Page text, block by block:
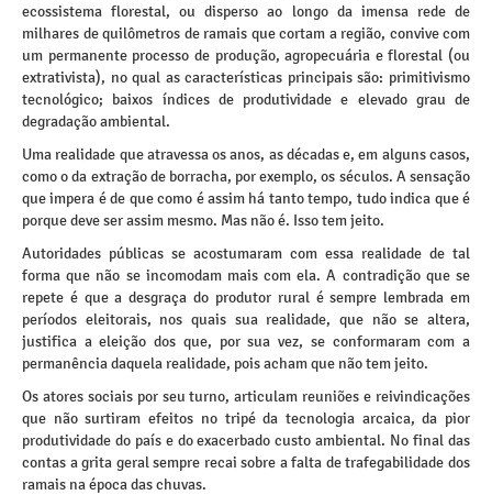
ecossistema florestal, ou disperso ao longo da imensa rede de
milhares de quilômetros de ramais que cortam a região, convive com
um permanente processo de produção, agropecuária e florestal (ou
extrativista), no qual as características principais são: primitivismo
tecnológico; baixos índices de produtividade e elevado grau de
degradação ambiental.
Uma realidade que atravessa os anos, as décadas e, em alguns casos,
como o da extração de borracha, por exemplo, os séculos. A sensação
que impera é de que como é assim há tanto tempo, tudo indica que é
porque deve ser assim mesmo. Mas não é. Isso tem jeito.
Autoridades públicas se acostumaram com essa realidade de tal
forma que não se incomodam mais com ela. A contradição que se
repete é que a desgraça do produtor rural é sempre lembrada em
períodos eleitorais, nos quais sua realidade, que não se altera,
justifica a eleição dos que, por sua vez, se conformaram com a
permanência daquela realidade, pois acham que não tem jeito.
Os atores sociais por seu turno, articulam reuniões e reivindicações
que não surtiram efeitos no tripé da tecnologia arcaica, da pior
produtividade do país e do exacerbado custo ambiental. No final das
contas a grita geral sempre recai sobre a falta de trafegabilidade dos
ramais na época das chuvas.